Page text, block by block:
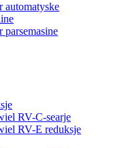
automatyske
parsemasine
RV-C-searje
RV-E reduksje